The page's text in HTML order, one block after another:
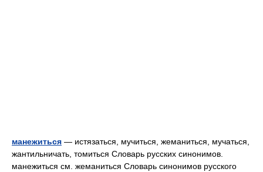
манежиться — истязаться, мучиться, жеманиться, мучаться,
жантильничать, томиться Словарь русских синонимов.
манежиться см. жеманиться Словарь синонимов русского